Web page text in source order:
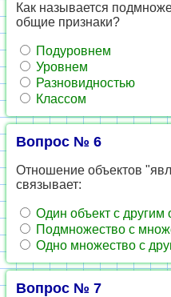
Как называется
общие признаки?
Подуровнем
Уровнем
Разновидностью
Классом
Вопрос № 6
Отношение объектов
связывает:
Один объект с другим
Подмножество с
Одно множество с
Вопрос № 7